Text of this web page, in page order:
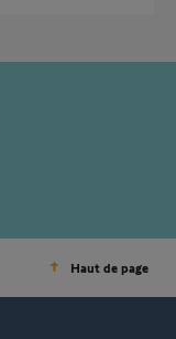
Haut de page